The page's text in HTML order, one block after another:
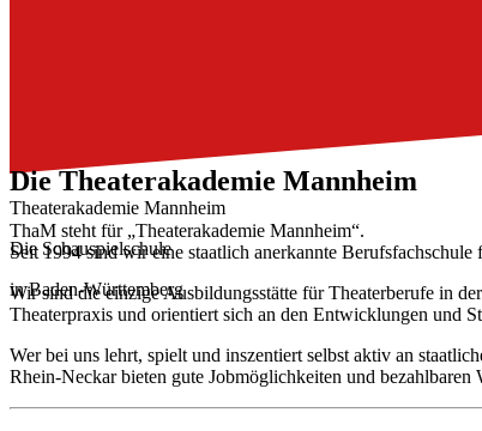
Theaterakademie Mannheim
Die Schauspielschule
in Baden-Württemberg
Die Theater­akademie Mannheim
ThaM steht für „Theaterakademie Mannheim“.
Seit 1994 sind wir eine staatlich anerkannte Berufsfachschule
Wir sind die einzige Ausbildungsstätte für Theaterberufe in
Theaterpraxis und orientiert sich an den Entwicklungen und
Wer bei uns lehrt, spielt und inszentiert selbst aktiv an
Rhein-Neckar bieten gute Jobmöglichkeiten und